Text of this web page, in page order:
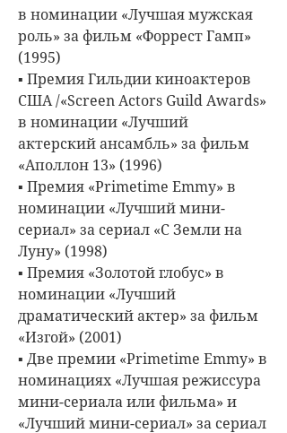
в номинации «Лучшая мужская
роль» за фильм «Форрест Гамп»
(1995)
▪ Премия Гильдии киноактеров
США /«Screen Actors Guild Awards»
в номинации «Лучший
актерский ансамбль» за фильм
«Аполлон 13» (1996)
▪ Премия «Primetime Emmy» в
номинации «Лучший мини-
сериал» за сериал «С Земли на
Луну» (1998)
▪ Премия «Золотой глобус» в
номинации «Лучший
драматический актер» за фильм
«Изгой» (2001)
▪ Две премии «Primetime Emmy» в
номинациях «Лучшая режиссура
мини-сериала или фильма» и
«Лучший мини-сериал» за сериал